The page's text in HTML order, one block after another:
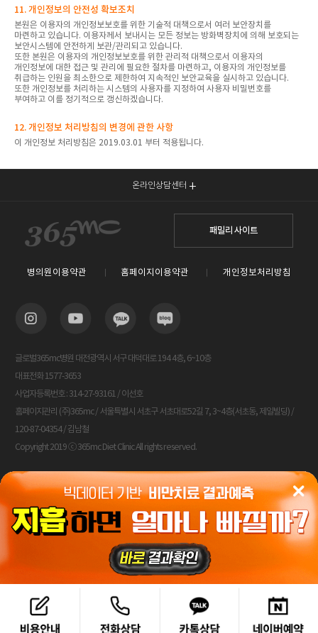
11. 개인정보의 안전성 확보조치
본원은 이용자의 개인정보보호를 위한 기술적 대책으로서 여러 보안장치를
마련하고 있습니다. 이용자께서 보내시는 모든 정보는 방화벽장치에 의해 보호되는
보안시스템에 안전하게 보관/관리되고 있습니다.
또한 본원은 이용자의 개인정보보호를 위한 관리적 대책으로서 이용자의
개인정보에 대한 접근 및 관리에 필요한 절차를 마련하고, 이용자의 개인정보를
취급하는 인원을 최소한으로 제한하여 지속적인 보안교육을 실시하고 있습니다.
또한 개인정보를 처리하는 시스템의 사용자를 지정하여 사용자 비밀번호를
부여하고 이를 정기적으로 갱신하겠습니다.
12. 개인정보 처리방침의 변경에 관한 사항
이 개인정보 처리방침은 2019.03.01 부터 적용됩니다.
온라인상담센터
패밀리 사이트
병의원이용약관 홈페이지이용약관 개인정보처리방침
글로벌365mc병원 대전광역시 서구 대덕대로 194 4층, 6~10층
대표전화 1577-3653
사업자등록번호 : 314-27-93161 / 이선호
홈페이지관리 (주)365mc / 서울특별시 서초구 서초대로52길 7, 3~4층(서초동, 제일빌딩) /
120-87-04354 / 김남철
Copyright 2019 ⓒ 365mc Diet Clinic All rights reserved.